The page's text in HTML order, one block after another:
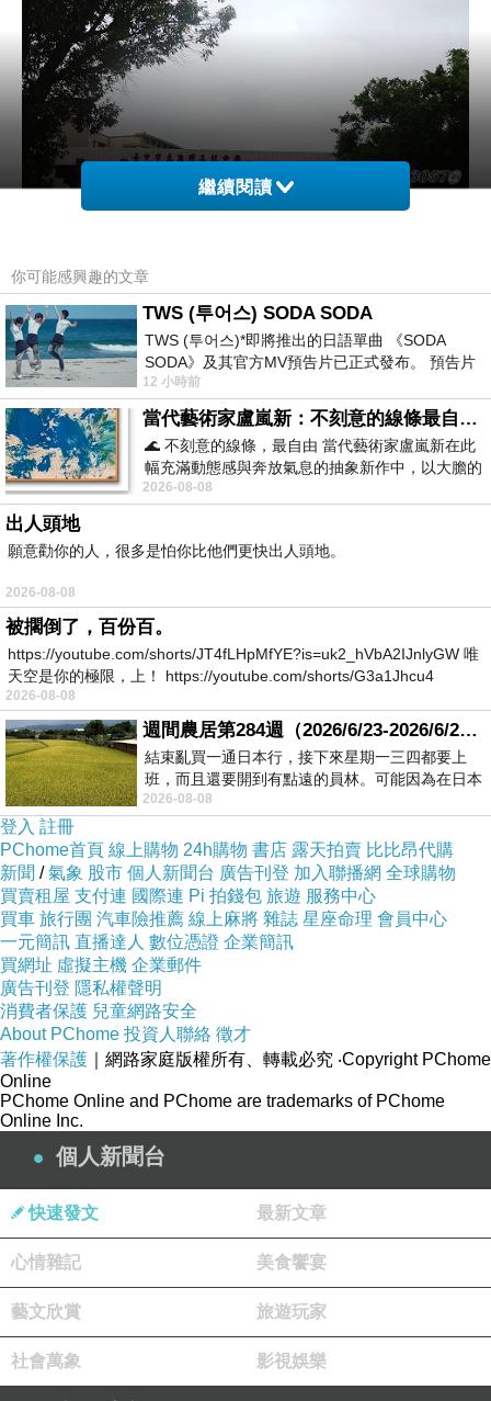
忠明高中是所完全中學，前身為忠明國中；
忠明國中在早年是為市立第三中學，
應是上了年紀的人才知道吧！
回想一下，幾年前博館路應是叫三中路吧！
不知道什麼時候改叫博館路的….
(順道一提，東峰國中旁有條七中街，沒錯！東峰之前就是
市立七中！
學校不大，
主要建築就是一大棟教學大樓和另外兩排教室，
一棟是比較舊的教室，另一棟就是這間科學館。
繼續閱讀
你可能感興趣的文章
TWS (투어스) SODA SODA
TWS (투어스)*即將推出的日語單曲 《SODA
SODA》及其官方MV預告片已正式發布。 預告片
一經發布， 就引發了粉絲們對這次夏季回
12 小時前
當代藝術家盧嵐新：不刻意的線條最自由，讓色彩流動、筆觸自己說話
🌊 不刻意的線條，最自由 當代藝術家盧嵐新在此
幅充滿動態感與奔放氣息的抽象新作中，以大膽的
藍色顏料在白色畫布上揮灑、壓印與流淌
2026-08-08
出人頭地
願意勸你的人，很多是怕你比他們更快出人頭地。
2026-08-08
被擱倒了，百份百。
https://youtube.com/shorts/JT4fLHpMfYE?is=uk2_hVbA2IJnlyGW 唯
天空是你的極限，上！ https://youtube.com/shorts/G3a1Jhcu4
2026-08-08
週間農居第284週（2026/6/23-2026/6/24) 夏至 金黃稻浪洋溢豐收喜悅
結束亂買一通日本行，接下來星期一三四都要上
班，而且還要開到有點遠的員林。可能因為在日本
花不少錢，星期一出門上班時，心裡沒有一
2026-08-08
登入 註冊
PChome首頁 線上購物 24h購物 書店 露天拍賣 比比昂代購
新聞 /氣象 股市 個人新聞台 廣告刊登 加入聯播網 全球購物
買賣租屋 支付連 國際連 Pi 拍錢包 旅遊 服務中心
買車 旅行團 汽車險推薦 線上麻將 雜誌 星座命理 會員中心
一元簡訊 直播達人 數位憑證 企業簡訊
買網址 虛擬主機 企業郵件
廣告刊登 隱私權聲明
消費者保護 兒童網路安全
About PChome 投資人聯絡 徵才
著作權保護 ｜網路家庭版權所有、轉載必究 ‧Copyright PChome
Online
PChome Online and PChome are trademarks of PChome
Online Inc.
個人新聞台
快速發文 最新文章
心情雜記 美食饗宴
藝文欣賞 旅遊玩家
社會萬象 影視娛樂